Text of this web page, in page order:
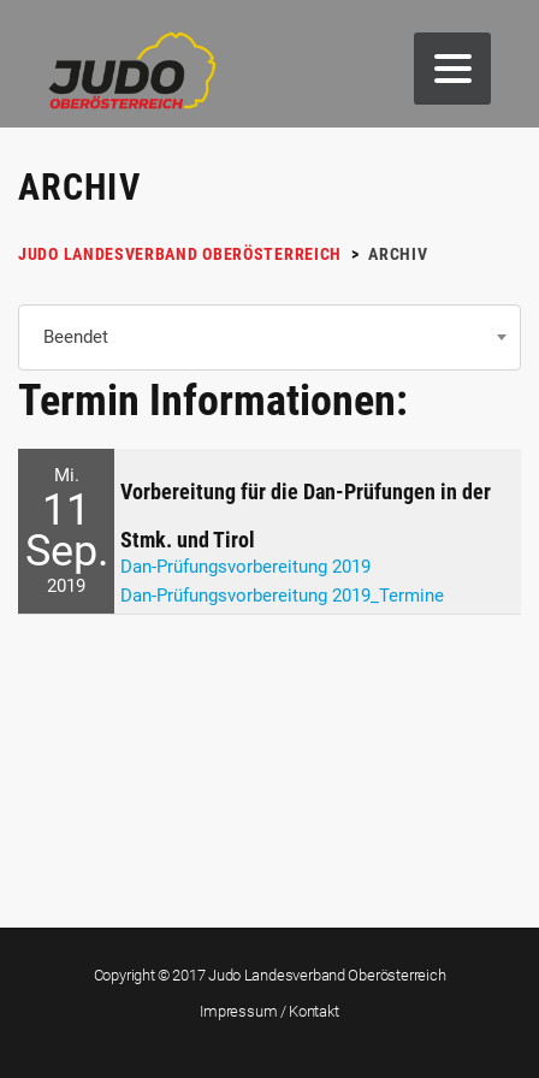
ARCHIV
JUDO LANDESVERBAND OBERÖSTERREICH > ARCHIV
Beendet
Termin Informationen:
Mi.
11
Sep.
2019
Vorbereitung für die Dan-Prüfungen in der
Stmk. und Tirol
Dan-Prüfungsvorbereitung 2019
Dan-Prüfungsvorbereitung 2019_Termine
Copyright © 2017 Judo Landesverband Oberösterreich
Impressum / Kontakt